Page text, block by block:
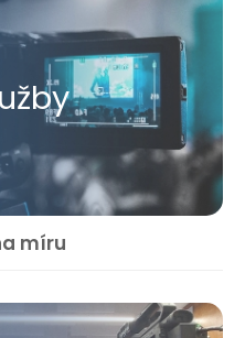
míru